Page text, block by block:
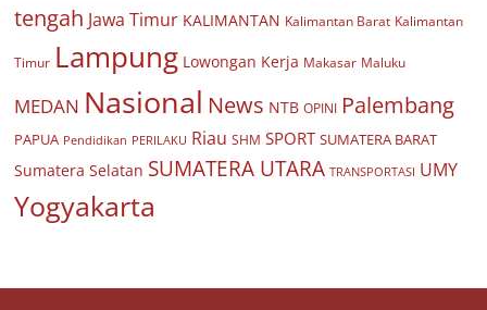
tengah Jawa Timur KALIMANTAN Kalimantan Barat Kalimantan
Timur Lampung Lowongan Kerja Makasar Maluku
MEDAN Nasional News NTB OPINI Palembang
PAPUA Pendidikan PERILAKU Riau SHM SPORT SUMATERA BARAT
Sumatera Selatan SUMATERA UTARA TRANSPORTASI UMY
Yogyakarta